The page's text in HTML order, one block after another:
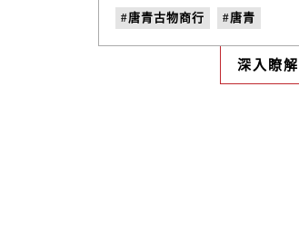
會看見電視劇裡的那種好似煽
情的深望。當時我不可置信，
卻身在其中。」
#唐青古物商行 #唐青
#April's Goodies #no.19
深入瞭解